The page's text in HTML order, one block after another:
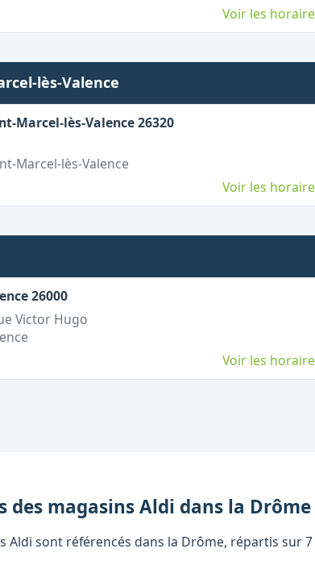
Voir les
lès-Valence
Marcel-lès-Valence 26320
Marcel-lès-Valence
Voir les
26000
Victor Hugo
Voir les
des magasinsAldi dans la Drôme
Aldi sont référencés dans la Drôme, répartis sur